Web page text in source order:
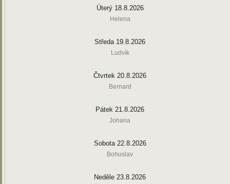
Úterý 18.8.2026
Helena
Středa 19.8.2026
Ludvík
Čtvrtek 20.8.2026
Bernard
Pátek 21.8.2026
Johana
Sobota 22.8.2026
Bohuslav
Neděle 23.8.2026